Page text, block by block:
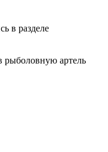
в разделе
рыболовную артель